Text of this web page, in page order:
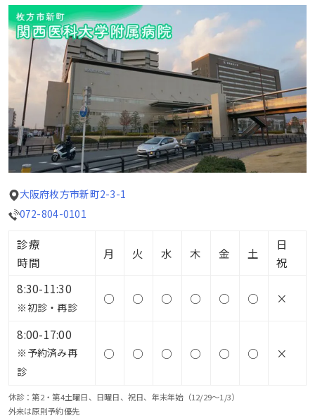
大阪府枚方市新町2-3-1
072-804-0101
診療
時間
月 火 水 木 金 土
日
祝
8:30-11:30
※初診・再診
○ ○ ○ ○ ○ ○ ×
8:00-17:00
※予約済み再
診
○ ○ ○ ○ ○ ○ ×
休診：第2・第4土曜日、日曜日、祝日、年末年始（12/29〜1/3）
外来は原則予約優先